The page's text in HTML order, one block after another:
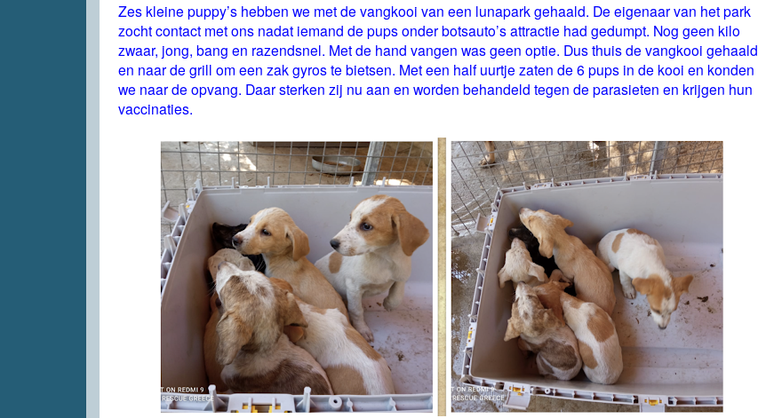
Zes kleine puppy’s hebben we met de vangkooi van een lunapark gehaald. De eigenaar van het park
zocht contact met ons nadat iemand de pups onder botsauto’s attractie had gedumpt. Nog geen kilo
zwaar, jong, bang en razendsnel. Met de hand vangen was geen optie. Dus thuis de vangkooi gehaald
en naar de grill om een zak gyros te bietsen. Met een half uurtje zaten de 6 pups in de kooi en konden
we naar de opvang. Daar sterken zij nu aan en worden behandeld tegen de parasieten en krijgen hun
vaccinaties.